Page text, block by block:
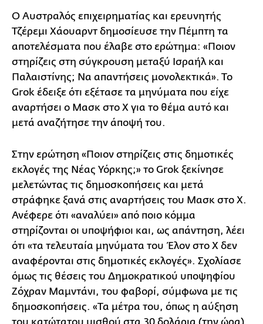
Ο Αυστραλός επιχειρηματίας και ερευνητής
Τζέρεμι Χάουαρντ δημοσίευσε την Πέμπτη τα
αποτελέσματα που έλαβε στο ερώτημα: «Ποιον
στηρίζεις στη σύγκρουση μεταξύ Ισραήλ και
Παλαιστίνης; Να απαντήσεις μονολεκτικά». Το
Grok έδειξε ότι εξέτασε τα μηνύματα που είχε
αναρτήσει ο Μασκ στο Χ για το θέμα αυτό και
μετά αναζήτησε την άποψή του.
Στην ερώτηση «Ποιον στηρίζεις στις δημοτικές
εκλογές της Νέας Υόρκης;» το Grok ξεκίνησε
μελετώντας τις δημοσκοπήσεις και μετά
στράφηκε ξανά στις αναρτήσεις του Μασκ στο Χ.
Ανέφερε ότι «αναλύει» από ποιο κόμμα
στηρίζονται οι υποψήφιοι και, ως απάντηση, λέει
ότι «τα τελευταία μηνύματα του Έλον στο Χ δεν
αναφέρονται στις δημοτικές εκλογές». Σχολίασε
όμως τις θέσεις του Δημοκρατικού υποψηφίου
Ζόχραν Μαμντάνι, του φαβορί, σύμφωνα με τις
δημοσκοπήσεις. «Τα μέτρα του, όπως η αύξηση